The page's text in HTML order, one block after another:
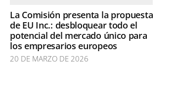
La Comisión presenta la propuesta
de EU Inc.: desbloquear todo el
potencial del mercado único para
los empresarios europeos
20 DE MARZO DE 2026